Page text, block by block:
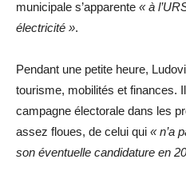
municipale s’apparente « à
électricité ».
Pendant une petite heure,
tourisme, mobilités et finances.
campagne électorale dans les
assez floues, de celui qui « n’a
son éventuelle candidature en